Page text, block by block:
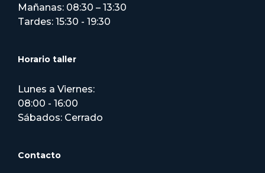
Mañanas: 08:30 – 13:30
Tardes: 15:30 - 19:30
Horario taller
Lunes a Viernes:
08:00 - 16:00
Sábados: Cerrado
Contacto